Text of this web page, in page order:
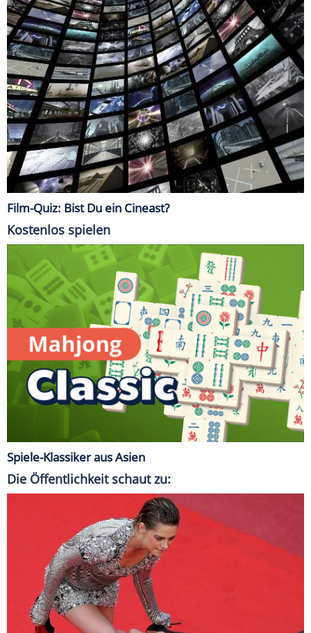
Film-Quiz: Bist Du ein Cineast?
Kostenlos spielen
Spiele-Klassiker aus Asien
Die Öffentlichkeit schaut zu: